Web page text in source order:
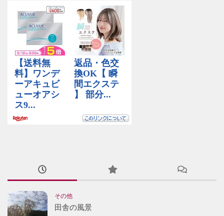
その他
田舎の風景